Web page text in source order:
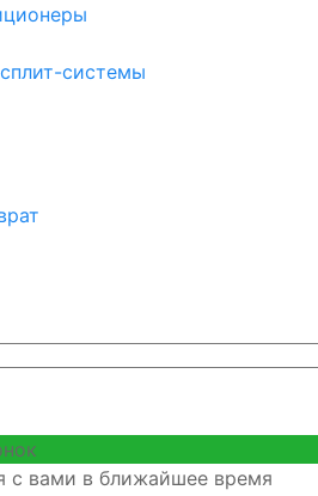
системы
с вами в ближайшее время